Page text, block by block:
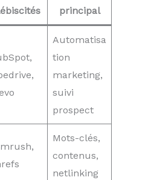
principal
Automatisa
tion
marketing,
suivi
prospect
Mots-clés,
contenus,
netlinking